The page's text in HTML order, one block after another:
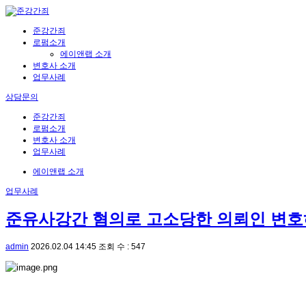
준강간죄
로펌소개
에이앤랩 소개
변호사 소개
업무사례
상담문의
준강간죄
로펌소개
변호사 소개
업무사례
에이앤랩 소개
업무사례
준유사강간 혐의로 고소당한 의뢰인 변
admin 2026.02.04 14:45 조회 수 : 547